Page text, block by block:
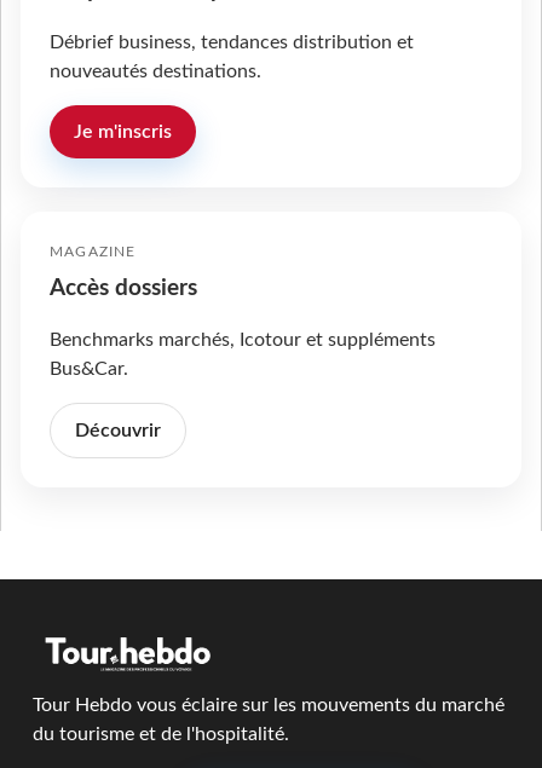
Débrief business, tendances distribution et
nouveautés destinations.
Je m'inscris
MAGAZINE
Accès dossiers
Benchmarks marchés, Icotour et suppléments
Bus&Car.
Découvrir
Tour Hebdo vous éclaire sur les mouvements du marché
du tourisme et de l'hospitalité.